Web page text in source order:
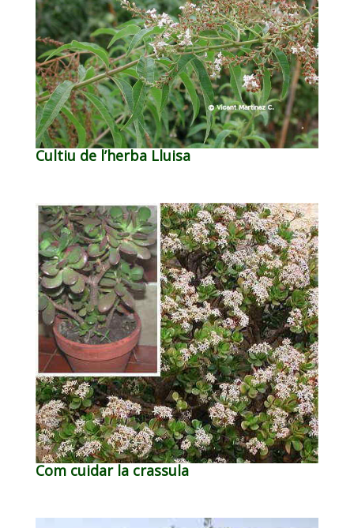
Cultiu de l’herba Lluisa
Com cuidar la crassula